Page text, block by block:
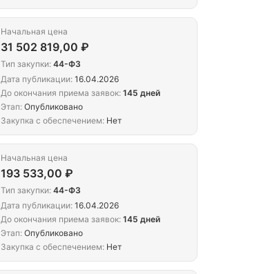
Начальная цена
31 502 819,00 ₽
Тип закупки: 44-ФЗ
Дата публикации: 16.04.2026
До окончания приема заявок: 145 дней
Этап: Опубликовано
Закупка с обеспечением: Нет
Начальная цена
193 533,00 ₽
Тип закупки: 44-ФЗ
Дата публикации: 16.04.2026
До окончания приема заявок: 145 дней
Этап: Опубликовано
Закупка с обеспечением: Нет